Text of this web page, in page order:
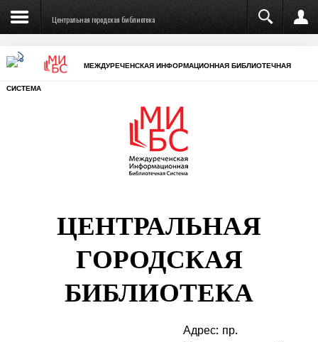
Центральная городская библиотека
МЕЖДУРЕЧЕНСКАЯ ИНФОРМАЦИОННАЯ БИБЛИОТЕЧНАЯ
СИСТЕМА
ЦЕНТРАЛЬНАЯ
ГОРОДСКАЯ
БИБЛИОТЕКА
Адрес: пр.